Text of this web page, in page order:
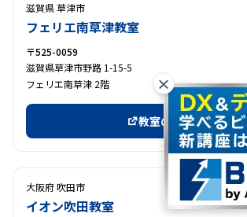
滋賀県 草津市
フェリエ南草津教室
〒525-0059
滋賀県草津市野路 1-15-5
フェリエ南草津 2階
教室の情報を見る
大阪府 吹田市
イオン吹田教室
×